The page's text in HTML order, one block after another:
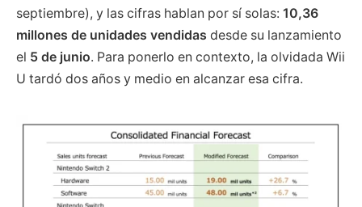
septiembre), y las cifras hablan por sí solas: 10,36
millones de unidades vendidas desde su lanzamiento
el 5 de junio. Para ponerlo en contexto, la olvidada Wii
U tardó dos años y medio en alcanzar esa cifra.